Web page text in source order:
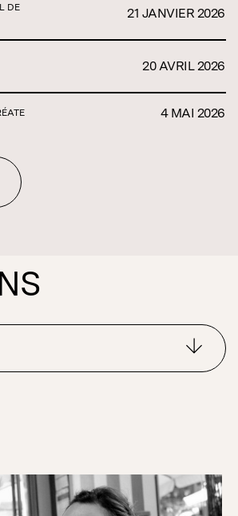
DE
21 JANVIER 2026
20 AVRIL 2026
4 MAI 2026